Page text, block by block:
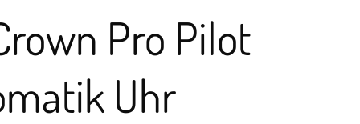
Pro Pilot
Uhr